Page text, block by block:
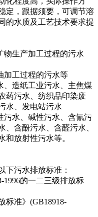
定，跟据须要，可调节溶
的水质及工艺技术要求提
生产加工过程的污水
加工过程的污水等
造纸工业污水、主焦煤
药污水、纺织品印染废
污水、发电站污水
水、碱性污水、含氰污
、含酚污水、含醛污水、
水和放射性污水等。
下污水排放标准：
的一二三级排放标
准》(GB18918-